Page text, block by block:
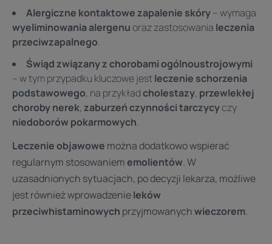
Alergiczne kontaktowe zapalenie skóry– wymaga
wyeliminowania alergenuoraz zastosowania leczenia
przeciwzapalnego.
Świąd związany z chorobami ogólnoustrojowymi
– w tym przypadku kluczowe jestleczenie schorzenia
podstawowego, na przykładcholestazy, przewlekłej
choroby nerek, zaburzeń czynności tarczycyczy
niedoborów pokarmowych.
Leczenie objawowe można dodatkowo wspierać
regularnym stosowaniememolientów. W
uzasadnionych sytuacjach, po decyzji lekarza, możliwe
jest również wprowadzenieleków
przeciwhistaminowych przyjmowanychwieczorem.